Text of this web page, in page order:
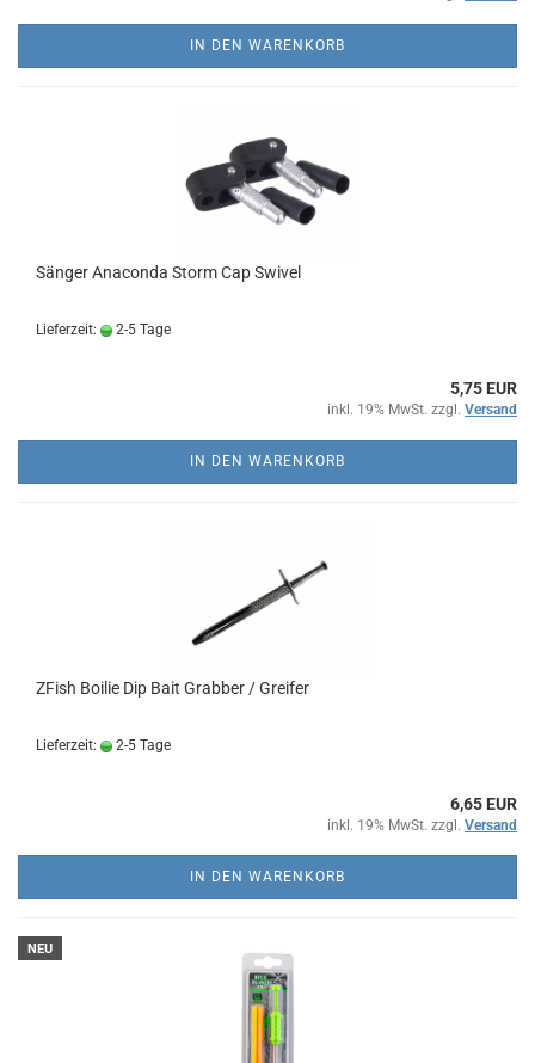
IN DEN WARENKORB
Sänger Anaconda Storm Cap Swivel
Lieferzeit: 2-5 Tage
5,75 EUR
inkl. 19% MwSt. zzgl. Versand
IN DEN WARENKORB
ZFish Boilie Dip Bait Grabber / Greifer
Lieferzeit: 2-5 Tage
6,65 EUR
inkl. 19% MwSt. zzgl. Versand
IN DEN WARENKORB
NEU